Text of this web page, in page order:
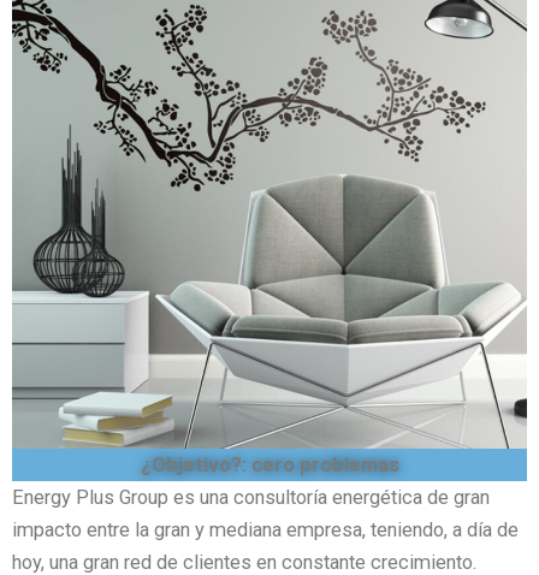
¿Objetivo?: cero problemas
Energy Plus Group es una consultoría energética de gran
impacto entre la gran y mediana empresa, teniendo, a día de
hoy, una gran red de clientes en constante crecimiento